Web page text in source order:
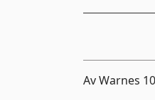
Av Warnes